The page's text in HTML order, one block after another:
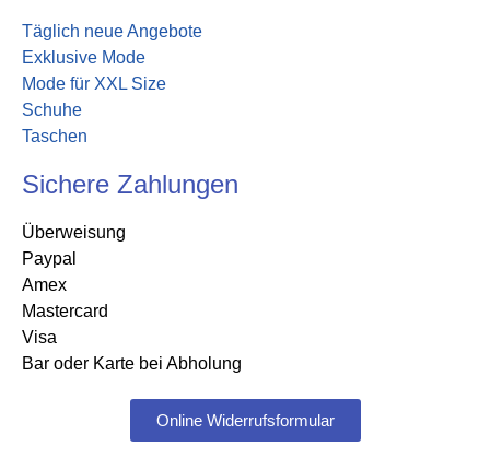
Täglich neue Angebote
Exklusive Mode
Mode für XXL Size
Schuhe
Taschen
Sichere Zahlungen
Überweisung
Paypal
Amex
Mastercard
Visa
Bar oder Karte bei Abholung
Online Widerrufsformular